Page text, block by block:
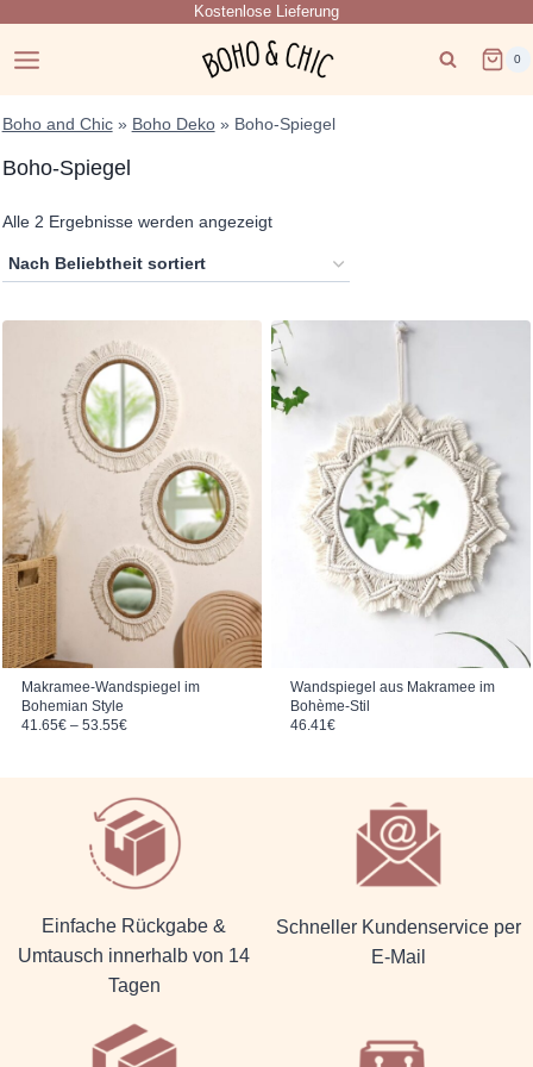
springen
Kostenlose Lieferung
0
Boho and Chic» Boho Deko» Boho-Spiegel
Boho-Spiegel
Alle 2 Ergebnisse werden angezeigtNach
Makramee-Wandspiegel im
Bohemian Style
41.65€ – 53.55€Preisspanne: 41.65€ bis 53.55€
Wandspiegel aus Makramee im
Bohème-Stil
46.41 €
Einfache Rückgabe &
Umtausch innerhalb von 14
Tagen
Schneller Kundenservice per
E-Mail